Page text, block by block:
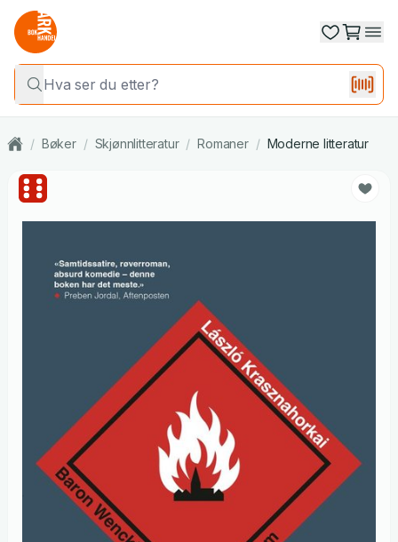
/ Bøker / Skjønnlitteratur / Romaner / Moderne litteratur